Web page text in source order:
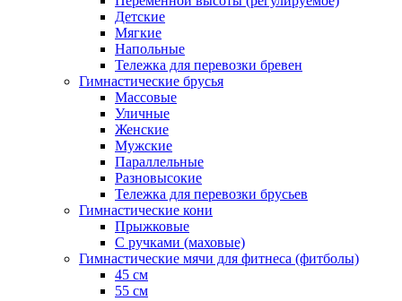
Детские
Мягкие
Напольные
Тележка для перевозки бревен
Гимнастические брусья
Массовые
Уличные
Женские
Мужские
Параллельные
Разновысокие
Тележка для перевозки брусьев
Гимнастические кони
Прыжковые
С ручками (маховые)
Гимнастические мячи для фитнеса (фитболы)
45 см
55 см